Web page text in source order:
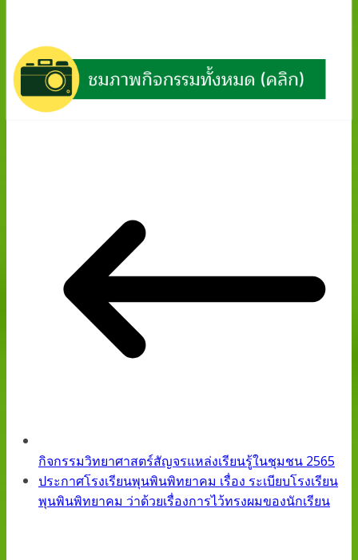
กิจกรรมวิทยาศาสตร์สัญจรแหล่งเรียนรู้ในชุมชน 2565
ประกาศโรงเรียนพุนพินพิทยาคม เรื่อง ระเบียบโรงเรียน
พุนพินพิทยาคม ว่าด้วยเรื่องการไว้ทรงผมของนักเรียน